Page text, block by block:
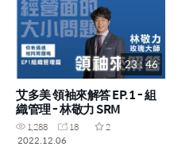
23 : 46
艾多美 領袖來解答 EP.1 - 組
織管理 - 林敬力 SRM
1,288 18
2
2022.12.06